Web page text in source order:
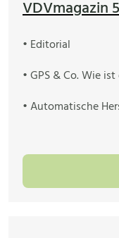
VDVmagazin
• Editorial
• GPS & Co. Wie
• Automatische